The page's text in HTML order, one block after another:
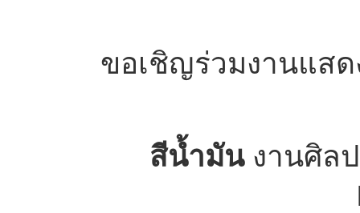
ขอเชิญร่วมงานแส
สีน้ำมัน งานศิล